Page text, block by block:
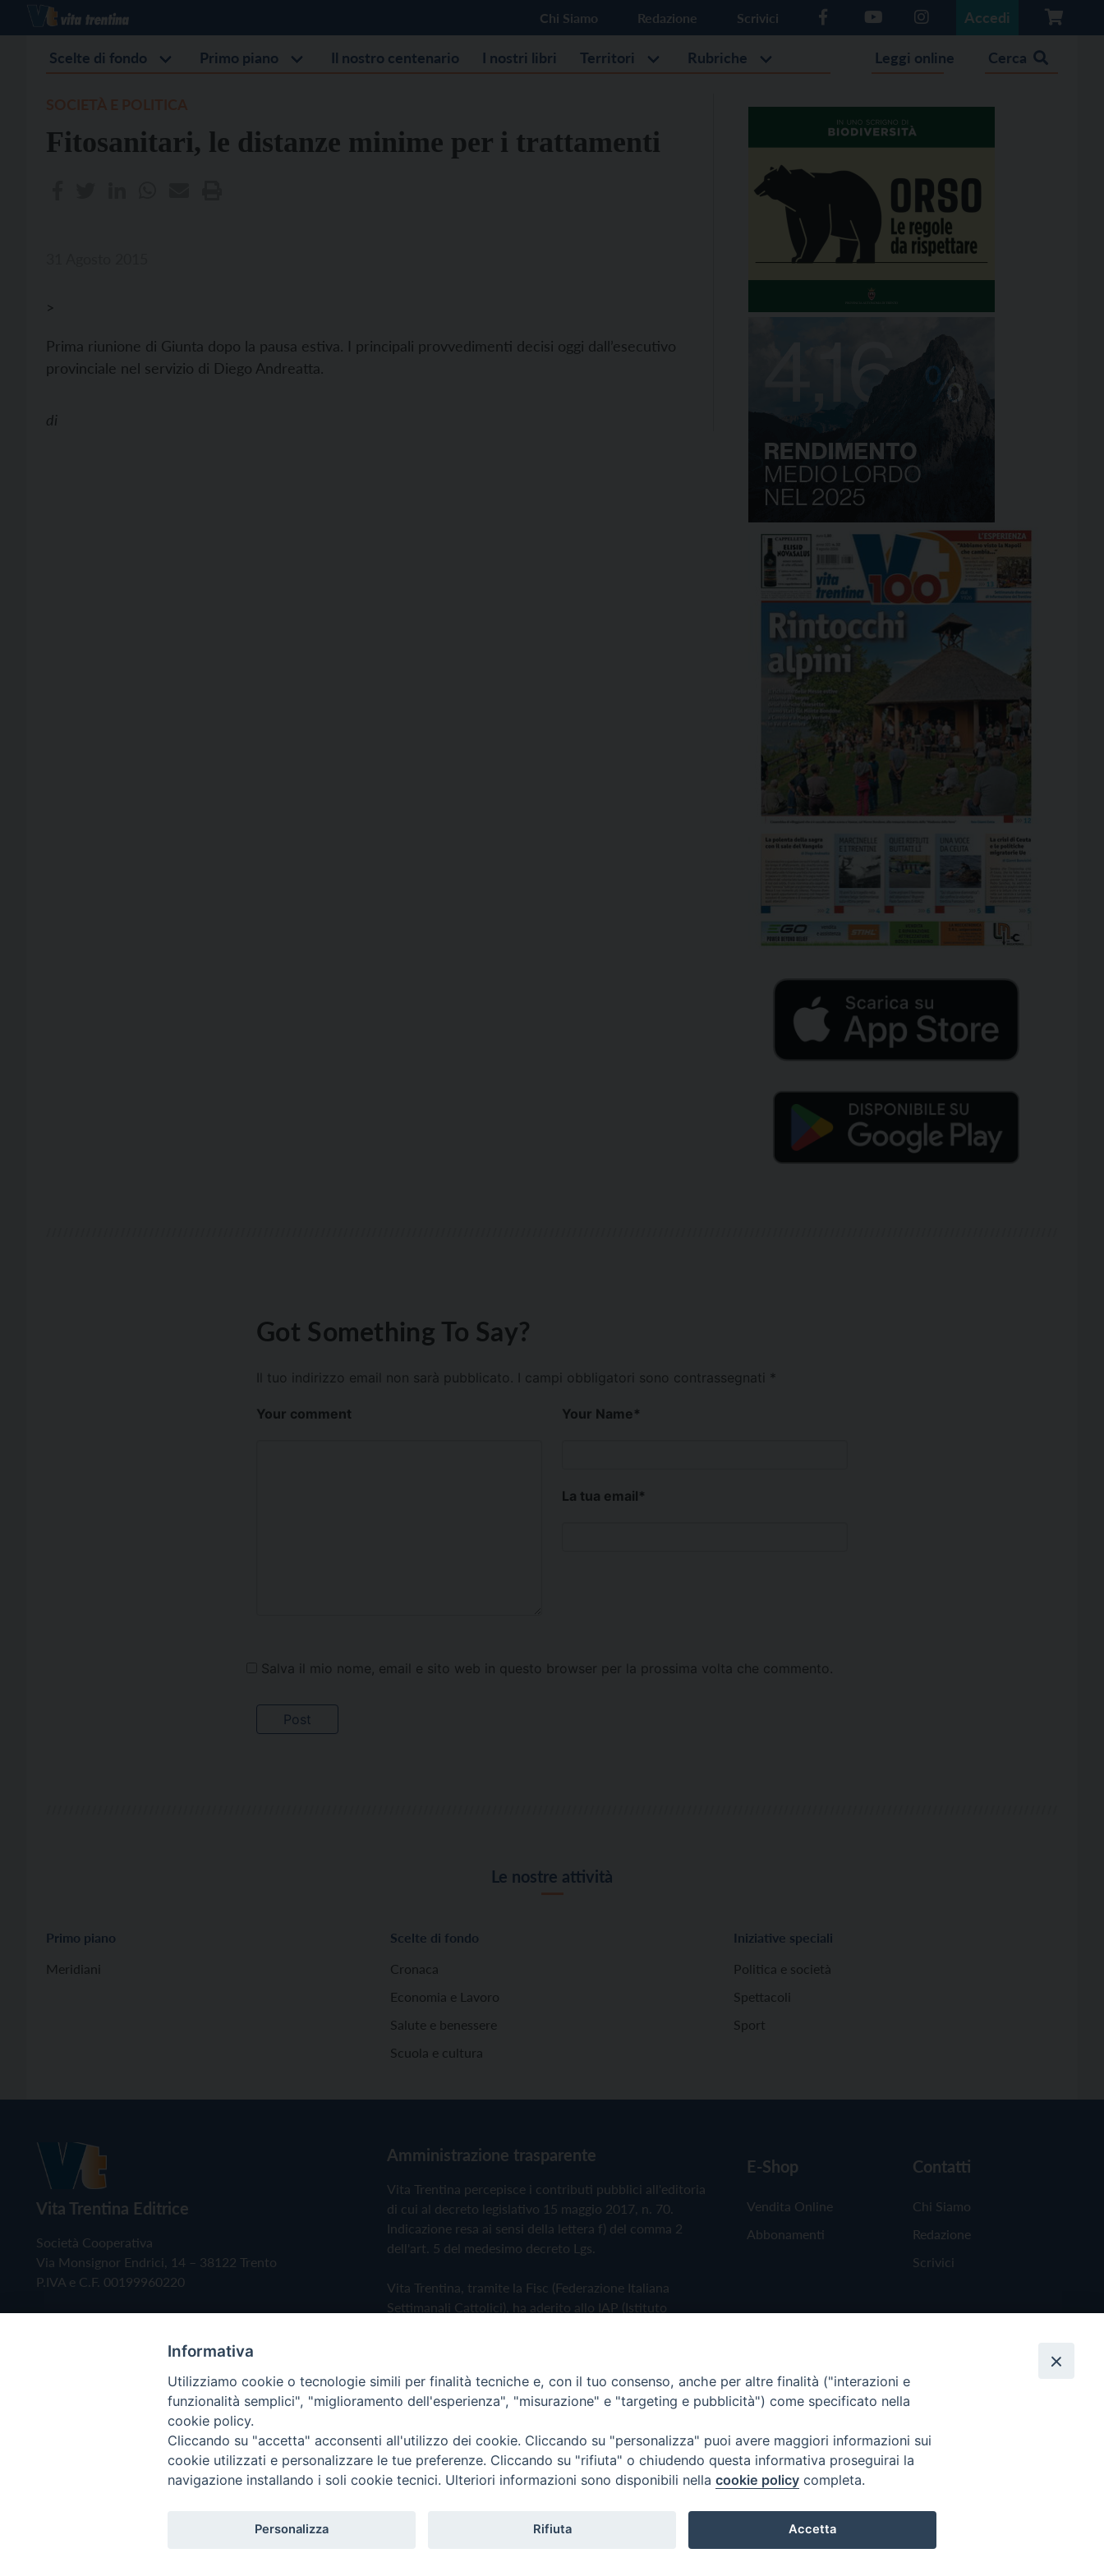
Chi Siamo Redazione Scrivici Accedi
Scelte di fondo Primo piano Il nostro centenario I nostri libri Territori Rubriche Leggi online Cerca
Fitosanitari, le distanze minime per i trattamenti
>
Prima riunione di Giunta dopo la pausa estiva. I principali provvedimenti decisi oggi dall’esecutivo
provinciale nel servizio di Diego Andreatta.
di
Got Something To Say?
Il tuo indirizzo email non sarà pubblicato. I campi obbligatori sono contrassegnati *
Your comment Your Name*
La tua email*
Salva il mio nome, email e sito web in questo browser per la prossima volta che commento.
Le nostre attività
Primo piano
Meridiani
Scelte di fondo
Cronaca
Economia e Lavoro
Salute e benessere
Scuola e cultura
Iniziative speciali
Politica e società
Spettacoli
Sport
Vita Trentina Editrice
Società Cooperativa
Via Monsignor Endrici, 14 – 38122 Trento
P.IVA e C.F. 00199960220
Amministrazione trasparente
Vita Trentina percepisce i contributi pubblici all'editoria
di cui al decreto legislativo 15 maggio 2017, n. 70.
Indicazione resa ai sensi della lettera f) del comma 2
dell'art. 5 del medesimo decreto Lgs.
Vita Trentina, tramite la Fisc (Federazione Italiana
Settimanali Cattolici), ha aderito allo IAP (Istituto
Privacy Policy Cookie Policy
E-Shop
Vendita Online
Abbonamenti
Contatti
Chi Siamo
Redazione
Scrivici
Copyright © 2019 - Tutti i diritti riservati - Vita Trentina Editrice
Informativa
Utilizziamo cookie o tecnologie simili per finalità tecniche e, con il tuo consenso, anche per altre finalità ("interazioni e
funzionalità semplici", "miglioramento dell'esperienza", "misurazione" e "targeting e pubblicità") come specificato nella
cookie policy.
Cliccando su "accetta" acconsenti all'utilizzo dei cookie. Cliccando su "personalizza" puoi avere maggiori informazioni sui
cookie utilizzati e personalizzare le tue preferenze. Cliccando su "rifiuta" o chiudendo questa informativa proseguirai la
navigazione installando i soli cookie tecnici. Ulteriori informazioni sono disponibili nella cookie policy completa.
Personalizza Rifiuta Accetta